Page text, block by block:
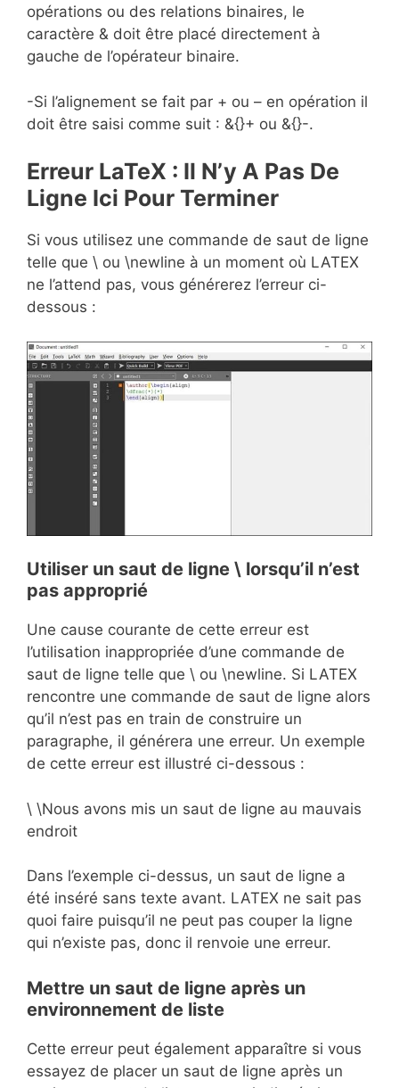
opérations ou des relations binaires, le
caractère & doit être placé directement à
gauche de l’opérateur binaire.
-Si l’alignement se fait par + ou – en opération il
doit être saisi comme suit : &{}+ ou &{}-.
Erreur LaTeX : Il N’y A Pas De
Ligne Ici Pour Terminer
Si vous utilisez une commande de saut de ligne
telle que \ ou \newline à un moment où LATEX
ne l’attend pas, vous générerez l’erreur ci-
dessous :
Utiliser un saut de ligne \ lorsqu’il n’est
pas approprié
Une cause courante de cette erreur est
l’utilisation inappropriée d’une commande de
saut de ligne telle que \ ou \newline. Si LATEX
rencontre une commande de saut de ligne alors
qu’il n’est pas en train de construire un
paragraphe, il générera une erreur. Un exemple
de cette erreur est illustré ci-dessous :
\ \Nous avons mis un saut de ligne au mauvais
endroit
Dans l’exemple ci-dessus, un saut de ligne a
été inséré sans texte avant. LATEX ne sait pas
quoi faire puisqu’il ne peut pas couper la ligne
qui n’existe pas, donc il renvoie une erreur.
Mettre un saut de ligne après un
environnement de liste
Cette erreur peut également apparaître si vous
essayez de placer un saut de ligne après un